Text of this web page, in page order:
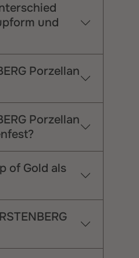
und
Porzellan
Porzellan
of Gold als